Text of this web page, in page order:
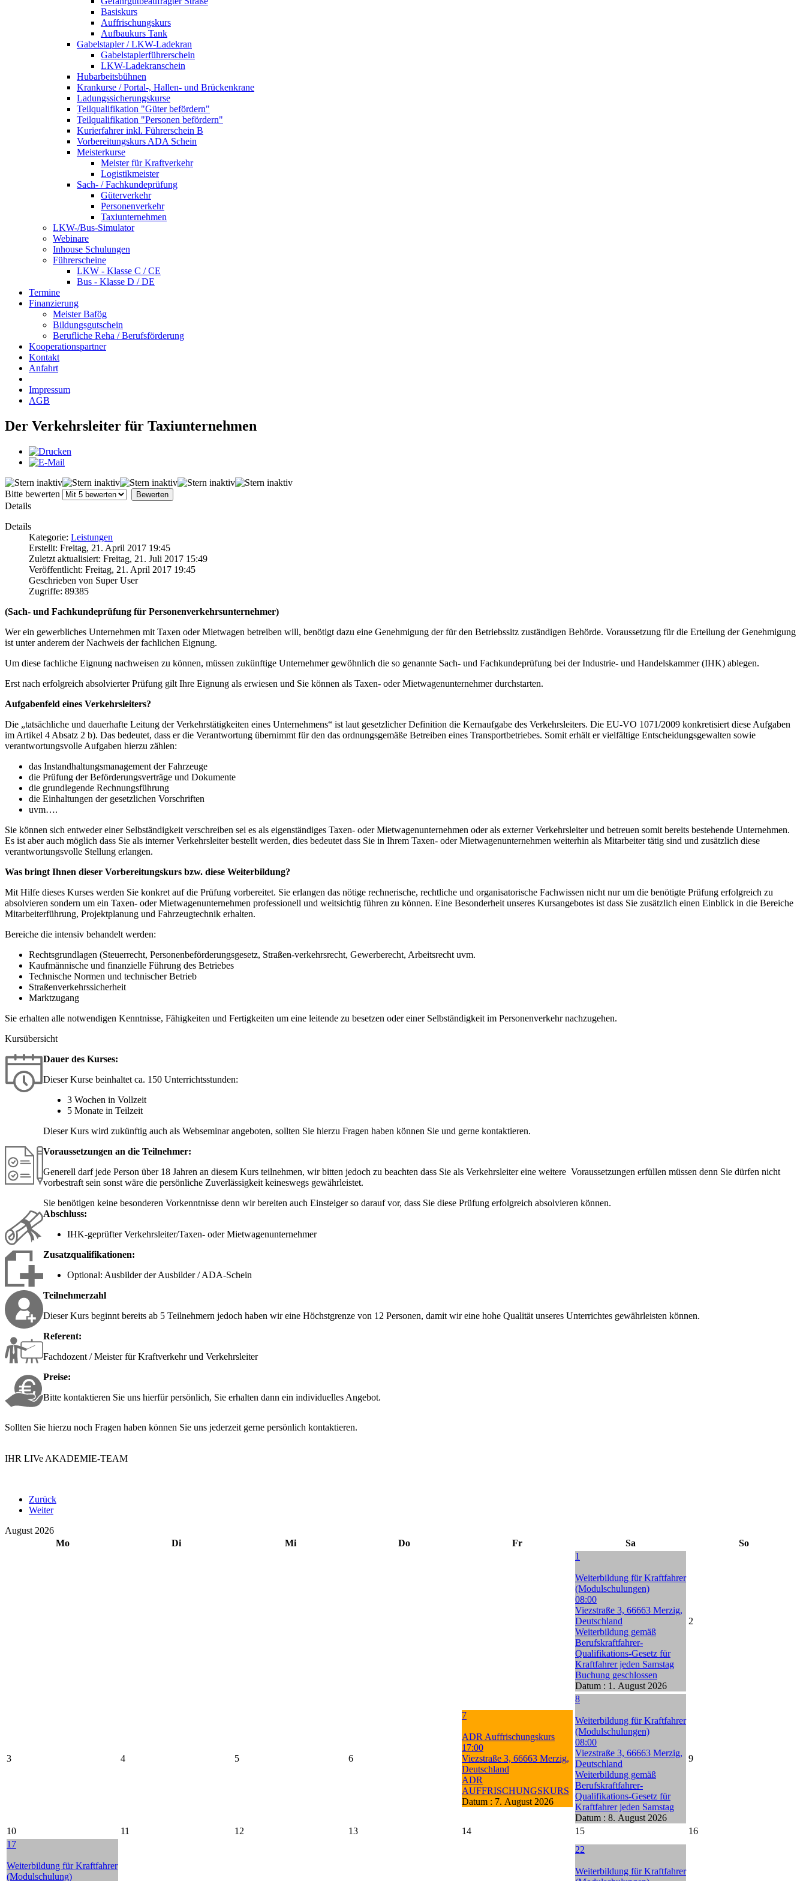
Basiskurs
Auffrischungskurs
Aufbaukurs Tank
Gabelstapler / LKW-Ladekran
Gabelstaplerführerschein
LKW-Ladekranschein
Hubarbeitsbühnen
Krankurse / Portal-, Hallen- und Brückenkrane
Ladungssicherungskurse
Teilqualifikation "Güter befördern"
Teilqualifikation "Personen befördern"
Kurierfahrer inkl. Führerschein B
Vorbereitungskurs ADA Schein
Meisterkurse
Meister für Kraftverkehr
Logistikmeister
Sach- / Fachkundeprüfung
Güterverkehr
Personenverkehr
Taxiunternehmen
LKW-/Bus-Simulator
Webinare
Inhouse Schulungen
Führerscheine
LKW - Klasse C / CE
Bus - Klasse D / DE
Termine
Finanzierung
Meister Bafög
Bildungsgutschein
Berufliche Reha / Berufsförderung
Kooperationspartner
Kontakt
Anfahrt
Impressum
AGB
Der Verkehrsleiter für Taxiunternehmen
Bitte bewerten
Details
Details
Kategorie: Leistungen
Erstellt: Freitag, 21. April 2017 19:45
Zuletzt aktualisiert: Freitag, 21. Juli 2017 15:49
Veröffentlicht: Freitag, 21. April 2017 19:45
Geschrieben von Super User
Zugriffe: 89385
(Sach- und Fachkundeprüfung für Personenverkehrsunternehmer)
Wer ein gewerbliches Unternehmen mit Taxen oder Mietwagen betreiben will, benötigt dazu eine Genehmigung der für den Betriebssitz zuständigen Behörde. Voraussetzung für die Erteilung der Genehmigung
ist unter anderem der Nachweis der fachlichen Eignung.
Um diese fachliche Eignung nachweisen zu können, müssen zukünftige Unternehmer gewöhnlich die so genannte Sach- und Fachkundeprüfung bei der Industrie- und Handelskammer (IHK) ablegen.
Erst nach erfolgreich absolvierter Prüfung gilt Ihre Eignung als erwiesen und Sie können als Taxen- oder Mietwagenunternehmer durchstarten.
Aufgabenfeld eines Verkehrsleiters?
Die „tatsächliche und dauerhafte Leitung der Verkehrstätigkeiten eines Unternehmens“ ist laut gesetzlicher Definition die Kernaufgabe des Verkehrsleiters. Die EU-VO 1071/2009 konkretisiert diese Aufgaben
im Artikel 4 Absatz 2 b). Das bedeutet, dass er die Verantwortung übernimmt für den das ordnungsgemäße Betreiben eines Transportbetriebes. Somit erhält er vielfältige Entscheidungsgewalten sowie
verantwortungsvolle Aufgaben hierzu zählen:
das Instandhaltungsmanagement der Fahrzeuge
die Prüfung der Beförderungsverträge und Dokumente
die grundlegende Rechnungsführung
die Einhaltungen der gesetzlichen Vorschriften
uvm….
Sie können sich entweder einer Selbständigkeit verschreiben sei es als eigenständiges Taxen- oder Mietwagenunternehmen oder als externer Verkehrsleiter und betreuen somit bereits bestehende Unternehmen.
Es ist aber auch möglich dass Sie als interner Verkehrsleiter bestellt werden, dies bedeutet dass Sie in Ihrem Taxen- oder Mietwagenunternehmen weiterhin als Mitarbeiter tätig sind und zusätzlich diese
verantwortungsvolle Stellung erlangen.
Was bringt Ihnen dieser Vorbereitungskurs bzw. diese Weiterbildung?
Mit Hilfe dieses Kurses werden Sie konkret auf die Prüfung vorbereitet. Sie erlangen das nötige rechnerische, rechtliche und organisatorische Fachwissen nicht nur um die benötigte Prüfung erfolgreich zu
absolvieren sondern um ein Taxen- oder Mietwagenunternehmen professionell und weitsichtig führen zu können. Eine Besonderheit unseres Kursangebotes ist dass Sie zusätzlich einen Einblick in die Bereiche
Mitarbeiterführung, Projektplanung und Fahrzeugtechnik erhalten.
Bereiche die intensiv behandelt werden:
Rechtsgrundlagen (Steuerrecht, Personenbeförderungsgesetz, Straßen-verkehrsrecht, Gewerberecht, Arbeitsrecht uvm.
Kaufmännische und finanzielle Führung des Betriebes
Technische Normen und technischer Betrieb
Straßenverkehrssicherheit
Marktzugang
Sie erhalten alle notwendigen Kenntnisse, Fähigkeiten und Fertigkeiten um eine leitende zu besetzen oder einer Selbständigkeit im Personenverkehr nachzugehen.
Kursübersicht
Dauer des Kurses:
Dieser Kurse beinhaltet ca. 150 Unterrichtsstunden:
3 Wochen in Vollzeit
5 Monate in Teilzeit
Dieser Kurs wird zukünftig auch als Webseminar angeboten, sollten Sie hierzu Fragen haben können Sie und gerne kontaktieren.
Voraussetzungen an die Teilnehmer:
Generell darf jede Person über 18 Jahren an diesem Kurs teilnehmen, wir bitten jedoch zu beachten dass Sie als Verkehrsleiter eine weitere Voraussetzungen erfüllen müssen denn Sie dürfen nicht
vorbestraft sein sonst wäre die persönliche Zuverlässigkeit keineswegs gewährleistet.
Sie benötigen keine besonderen Vorkenntnisse denn wir bereiten auch Einsteiger so darauf vor, dass Sie diese Prüfung erfolgreich absolvieren können.
Abschluss:
IHK-geprüfter Verkehrsleiter/Taxen- oder Mietwagenunternehmer
Zusatzqualifikationen:
Optional: Ausbilder der Ausbilder / ADA-Schein
Teilnehmerzahl
Dieser Kurs beginnt bereits ab 5 Teilnehmern jedoch haben wir eine Höchstgrenze von 12 Personen, damit wir eine hohe Qualität unseres Unterrichtes gewährleisten können.
Referent:
Fachdozent / Meister für Kraftverkehr und Verkehrsleiter
Preise:
Bitte kontaktieren Sie uns hierfür persönlich, Sie erhalten dann ein individuelles Angebot.
Sollten Sie hierzu noch Fragen haben können Sie uns jederzeit gerne persönlich kontaktieren.
IHR LIVe AKADEMIE-TEAM
Zurück
Weiter
August 2026
Mo
Di Mi Do Fr Sa
So
1
Weiterbildung für Kraftfahrer
(Modulschulungen)
08:00
Viezstraße 3, 66663 Merzig,
Deutschland
Weiterbildung gemäß
Berufskraftfahrer-
Qualifikations-Gesetz für
Kraftfahrer jeden Samstag
Buchung geschlossen
Datum : 1. August 2026
2
3 4 5 6
7
ADR Auffrischungskurs
17:00
Viezstraße 3, 66663 Merzig,
Deutschland
ADR
AUFFRISCHUNGSKURS
Datum : 7. August 2026
8
Weiterbildung für Kraftfahrer
(Modulschulungen)
08:00
Viezstraße 3, 66663 Merzig,
Deutschland
Weiterbildung gemäß
Berufskraftfahrer-
Qualifikations-Gesetz für
Kraftfahrer jeden Samstag
Datum : 8. August 2026
9
10 11 12 13 14 15
16
17
Weiterbildung für Kraftfahrer
(Modulschulung)
22
Weiterbildung für Kraftfahrer